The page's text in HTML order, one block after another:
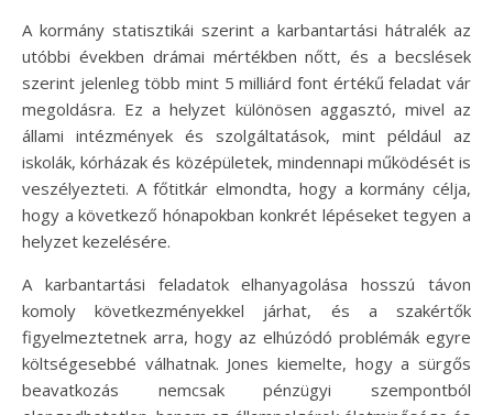
A kormány statisztikái szerint a karbantartási hátralék az
utóbbi években drámai mértékben nőtt, és a becslések
szerint jelenleg több mint 5 milliárd font értékű feladat vár
megoldásra. Ez a helyzet különösen aggasztó, mivel az
állami intézmények és szolgáltatások, mint például az
iskolák, kórházak és középületek, mindennapi működését is
veszélyezteti. A főtitkár elmondta, hogy a kormány célja,
hogy a következő hónapokban konkrét lépéseket tegyen a
helyzet kezelésére.
A karbantartási feladatok elhanyagolása hosszú távon
komoly következményekkel járhat, és a szakértők
figyelmeztetnek arra, hogy az elhúzódó problémák egyre
költségesebbé válhatnak. Jones kiemelte, hogy a sürgős
beavatkozás nemcsak pénzügyi szempontból